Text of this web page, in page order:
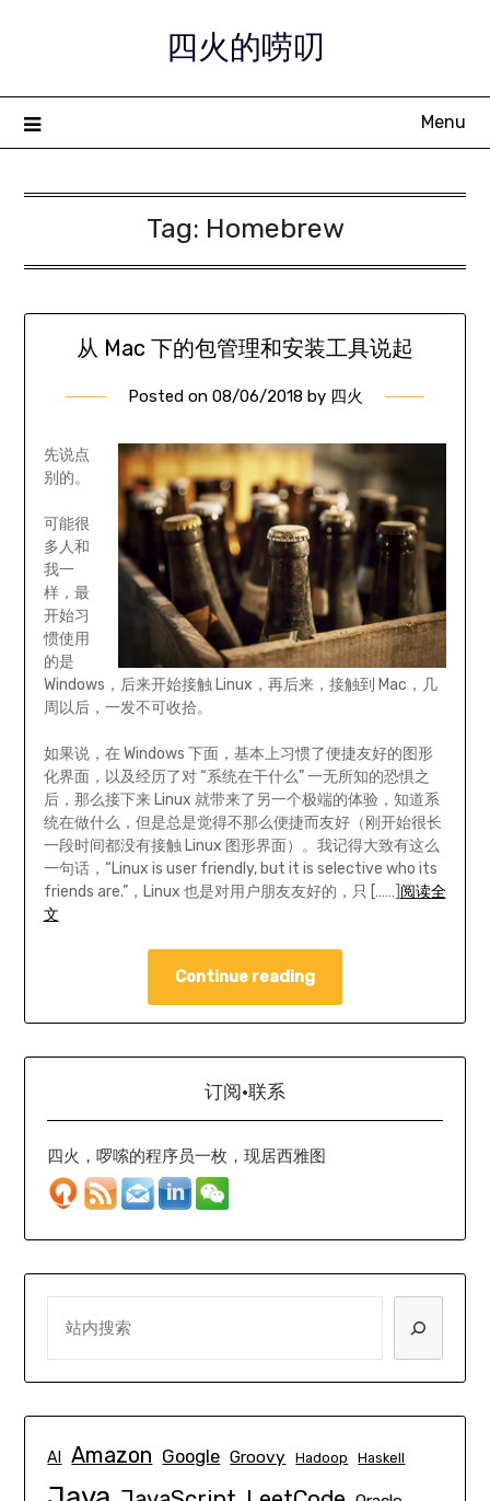
四火的唠叨
Menu
Tag: Homebrew
从 Mac 下的包管理和安装工具说起
Posted on 08/06/2018 by 四火
先说点
别的。
可能很
多人和
我一
样，最
开始习
惯使用
的是
Windows，后来开始接触 Linux，再后来，接触到 Mac，几
周以后，一发不可收拾。
如果说，在 Windows 下面，基本上习惯了便捷友好的图形
化界面，以及经历了对 “系统在干什么” 一无所知的恐惧之
后，那么接下来 Linux 就带来了另一个极端的体验，知道系
统在做什么，但是总是觉得不那么便捷而友好（刚开始很长
一段时间都没有接触 Linux 图形界面）。我记得大致有这么
一句话，“Linux is user friendly, but it is selective who its
friends are.”，Linux 也是对用户朋友友好的，只 [……] 阅读全
文
Continue reading
订阅·联系
四火，啰嗦的程序员一枚，现居西雅图
AI Amazon Google Groovy Hadoop Haskell